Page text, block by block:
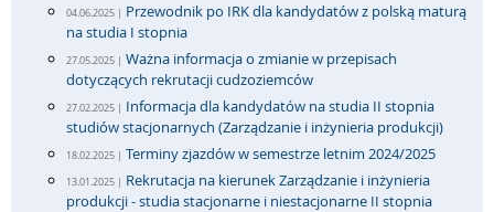
04.06.2025 | Przewodnik po IRK dla kandydatów z polską maturą
na studia I stopnia
27.05.2025 | Ważna informacja o zmianie w przepisach
dotyczących rekrutacji cudzoziemców
27.02.2025 | Informacja dla kandydatów na studia II stopnia
studiów stacjonarnych (Zarządzanie i inżynieria produkcji)
18.02.2025 | Terminy zjazdów w semestrze letnim 2024/2025
13.01.2025 | Rekrutacja na kierunek Zarządzanie i inżynieria
produkcji - studia stacjonarne i niestacjonarne II stopnia